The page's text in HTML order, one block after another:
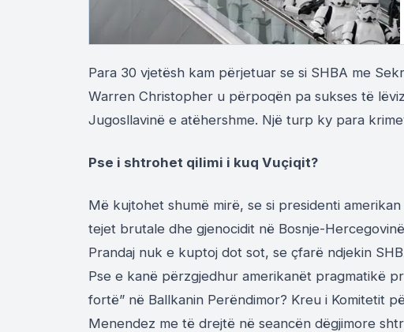
Para 30 vjetësh kam përjetuar se si SHBA me
Warren Christopher u përpoqën pa sukses të
Jugosllavinë e atëhershme. Një turp ky para
Pse i shtrohet qilimi i kuq Vuçiqit?
Më kujtohet shumë mirë, se si presidenti
tejet brutale dhe gjenocidit në Bosnje-
Prandaj nuk e kuptoj dot sot, se çfarë ndjekin
Pse e kanë përzgjedhur amerikanët pragmatikë
fortë” në Ballkanin Perëndimor? Kreu i Komitetit
Menendez me të drejtë në seancën dëgjimore